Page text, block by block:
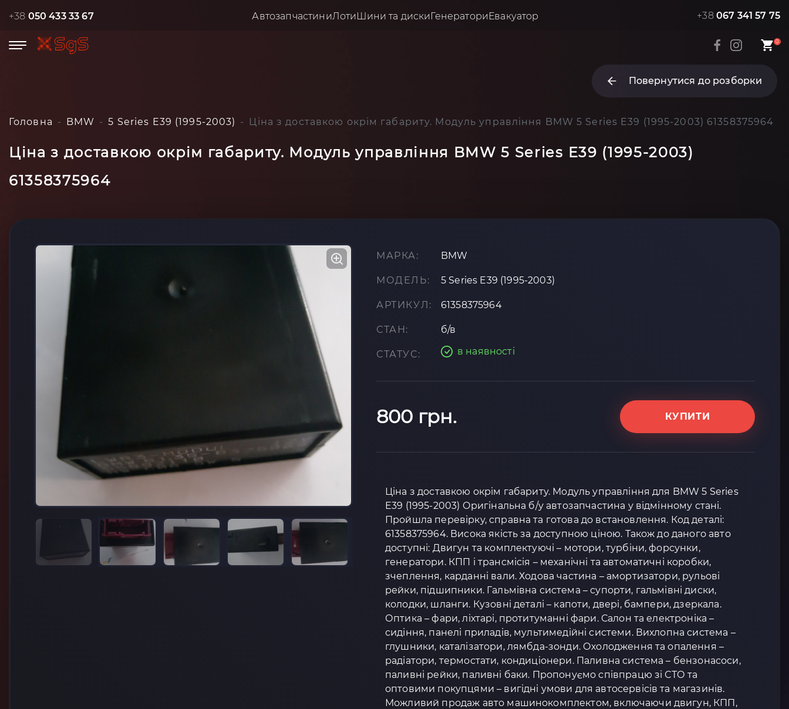
+38 050 433 33 67 АвтозапчастиниЛотиШини та дискиГенераториЕвакуатор +38 067 341 57 75
0
Повернутися до розборки
Головна BMW 5 Series E39 (1995-2003) Ціна з доставкою окрім габариту. Модуль управління BMW 5 Series E39 (1995-2003) 61358375964
Ціна з доставкою окрім габариту. Модуль управління BMW 5 Series E39 (1995-2003)
61358375964
МАРКА: BMW
МОДЕЛЬ: 5 Series E39 (1995-2003)
АРТИКУЛ: 61358375964
СТАН: б/в
СТАТУС: в наявності
800 грн. КУПИТИ
Ціна з доставкою окрім габариту. Модуль управління для BMW 5 Series
E39 (1995-2003) Оригінальна б/у автозапчастина у відмінному стані.
Пройшла перевірку, справна та готова до встановлення. Код деталі:
61358375964. Висока якість за доступною ціною. Також до даного авто
доступні: Двигун та комплектуючі – мотори, турбіни, форсунки,
генератори. КПП і трансмісія – механічні та автоматичні коробки,
зчеплення, карданні вали. Ходова частина – амортизатори, рульові
рейки, підшипники. Гальмівна система – супорти, гальмівні диски,
колодки, шланги. Кузовні деталі – капоти, двері, бампери, дзеркала.
Оптика – фари, ліхтарі, протитуманні фари. Салон та електроніка –
сидіння, панелі приладів, мультимедійні системи. Вихлопна система –
глушники, каталізатори, лямбда-зонди. Охолодження та опалення –
радіатори, термостати, кондиціонери. Паливна система – бензонасоси,
паливні рейки, паливні баки. Пропонуємо співпрацю зі СТО та
оптовими покупцями – вигідні умови для автосервісів та магазинів.
Можливий продаж авто машинокомплектом, включаючи двигун, КПП,